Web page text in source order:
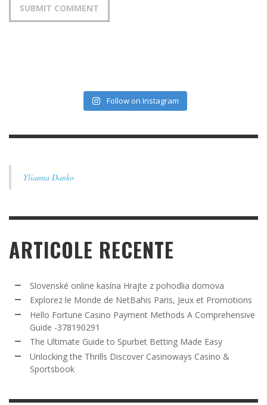
Follow on Instagram
Ylianna Danko
ARTICOLE RECENTE
Slovenské online kasína Hrajte z pohodlia domova
Explorez le Monde de NetBahis Paris, Jeux et Promotions
Hello Fortune Casino Payment Methods A Comprehensive
Guide -378190291
The Ultimate Guide to Spurbet Betting Made Easy
Unlocking the Thrills Discover Casinoways Casino &
Sportsbook